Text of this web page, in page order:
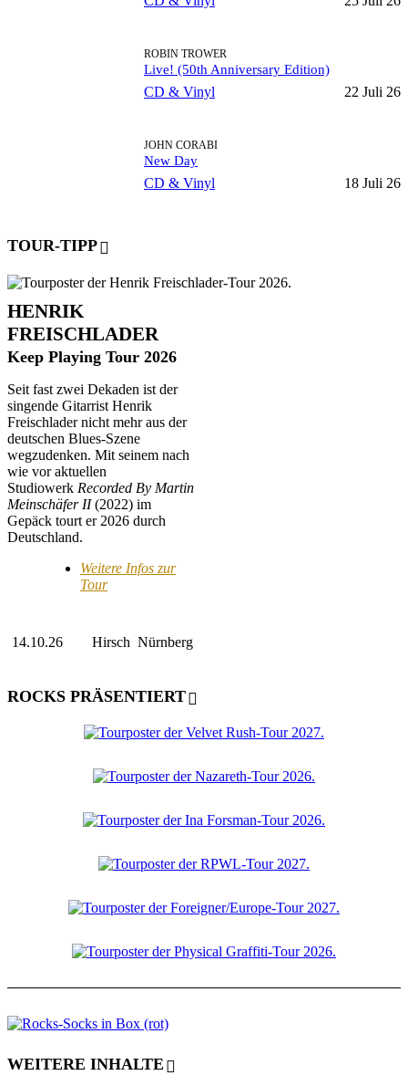
ROBIN TROWER
Live! (50th Anniversary Edition)
CD & Vinyl 22 Juli 26
JOHN CORABI
New Day
CD & Vinyl 18 Juli 26
TOUR-TIPP
HENRIK
FREISCHLADER
Keep Playing Tour 2026
Seit fast zwei Dekaden ist der
singende Gitarrist Henrik
Freischlader nicht mehr aus der
deutschen Blues-Szene
wegzudenken. Mit seinem nach
wie vor aktuellen
Studiowerk Recorded By Martin
Meinschäfer II(2022) im
Gepäck tourt er 2026 durch
Deutschland.
Weitere Infos zur
Tour
14.10.26 Hirsch Nürnberg
ROCKS PRÄSENTIERT
WEITERE INHALTE